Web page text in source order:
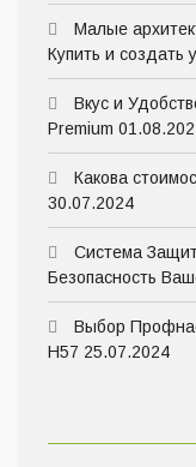
Малые
Купить и
Вкус и
Premium
Какова
30.07.2024
Система
Безопасность
Выбор
Н57 25.07.2024